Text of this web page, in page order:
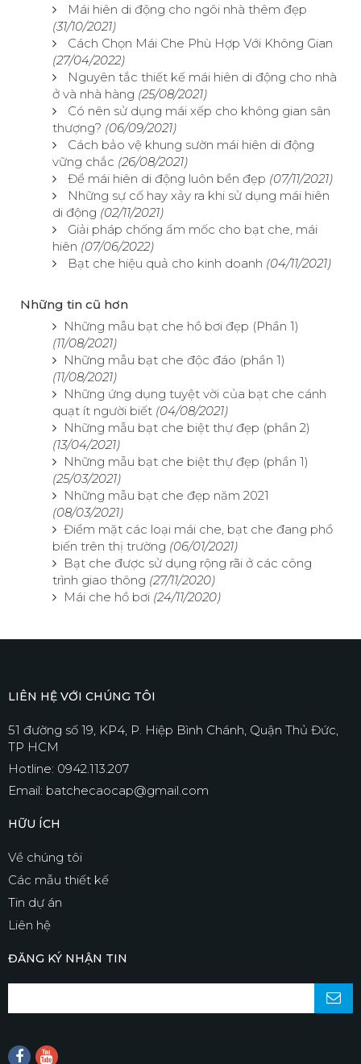
Mái hiên di động cho ngôi nhà thêm đẹp
(31/10/2021)
Cách Chọn Mái Che Phù Hợp Với Không Gian
(27/04/2022)
Nguyên tắc thiết kế mái hiên di động cho nhà
ở và nhà hàng (25/08/2021)
Có nên sử dụng mái xếp cho không gian sân
thượng? (06/09/2021)
Cách bảo vệ khung sườn mái hiên di động
vững chắc (26/08/2021)
Để mái hiên di động luôn bền đẹp (07/11/2021)
Những sự cố hay xảy ra khi sử dụng mái hiên
di động (02/11/2021)
Giải pháp chống ẩm mốc cho bạt che, mái
hiên (07/06/2022)
Bạt che hiệu quả cho kinh doanh (04/11/2021)
Những tin cũ hơn
Những mẫu bạt che hồ bơi đẹp (Phần 1)
(11/08/2021)
Những mẫu bạt che độc đáo (phần 1)
(11/08/2021)
Những ứng dụng tuyệt vời của bạt che cánh
quạt ít người biết (04/08/2021)
Những mẫu bạt che biệt thự đẹp (phần 2)
(13/04/2021)
Những mẫu bạt che biệt thự đẹp (phần 1)
(25/03/2021)
Những mẫu bạt che đẹp năm 2021
(08/03/2021)
Điểm mặt các loại mái che, bạt che đang phổ
biến trên thị trường (06/01/2021)
Bạt che được sử dụng rộng rãi ở các công
trình giao thông (27/11/2020)
Mái che hồ bơi (24/11/2020)
LIÊN HỆ VỚI CHÚNG TÔI
51 đường số 19, KP4, P. Hiệp Bình Chánh, Quận Thủ Đức,
TP HCM
Hotline: 0942.113.207
Email: batchecaocap@gmail.com
HỮU ÍCH
Về chúng tôi
Các mẫu thiết kế
Tin dự án
Liên hệ
ĐĂNG KÝ NHẬN TIN